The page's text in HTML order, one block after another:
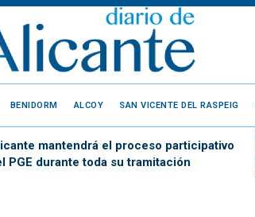
BENIDORM ALCOY SAN VICENTE DEL RASPEIG
mantendrá el proceso participativo
PGE durante toda su tramitación